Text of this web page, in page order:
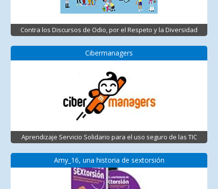
Contra los Discursos de Odio, por el Respeto y la Diversidad
Cibermanagers
Aprendizaje Servicio Solidario para el uso seguro de las TIC
Amy_16, una historia de sextorsión